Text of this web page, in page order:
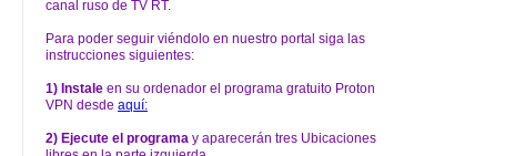
canal ruso de TV RT.
Para poder seguir viéndolo en nuestro portal siga las
instrucciones siguientes:
1) Instale en su ordenador el programa gratuito Proton
VPN desde aquí:
2) Ejecute el programa y aparecerán tres Ubicaciones